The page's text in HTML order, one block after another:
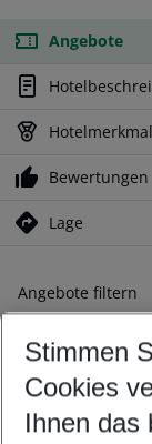
Angebote
Bewertungen
Lage
Angebote filtern
Ändern Sie Ihre
Abflughafen
Beliebiger
11.08.26–
Stimmen
Cookies
Ihnen das